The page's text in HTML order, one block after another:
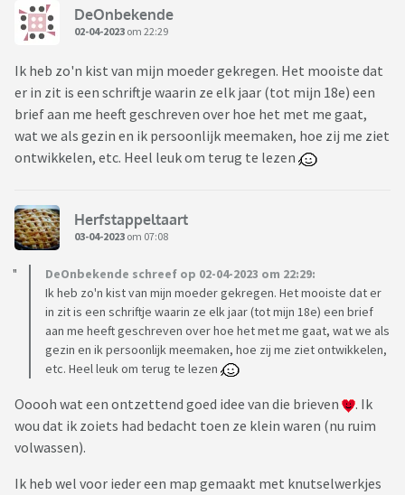
DeOnbekende
02-04-2023 om 22:29
Ik heb zo'n kist van mijn moeder gekregen. Het mooiste dat
er in zit is een schriftje waarin ze elk jaar (tot mijn 18e) een
brief aan me heeft geschreven over hoe het met me gaat,
wat we als gezin en ik persoonlijk meemaken, hoe zij me ziet
ontwikkelen, etc. Heel leuk om terug te lezen
Herfstappeltaart
03-04-2023 om 07:08
DeOnbekende schreef op 02-04-2023 om 22:29:
Ik heb zo'n kist van mijn moeder gekregen. Het mooiste dat er
in zit is een schriftje waarin ze elk jaar (tot mijn 18e) een brief
aan me heeft geschreven over hoe het met me gaat, wat we als
gezin en ik persoonlijk meemaken, hoe zij me ziet ontwikkelen,
etc. Heel leuk om terug te lezen
Ooooh wat een ontzettend goed idee van die brieven
. Ik
wou dat ik zoiets had bedacht toen ze klein waren (nu ruim
volwassen).
Ik heb wel voor ieder een map gemaakt met knutselwerkjes